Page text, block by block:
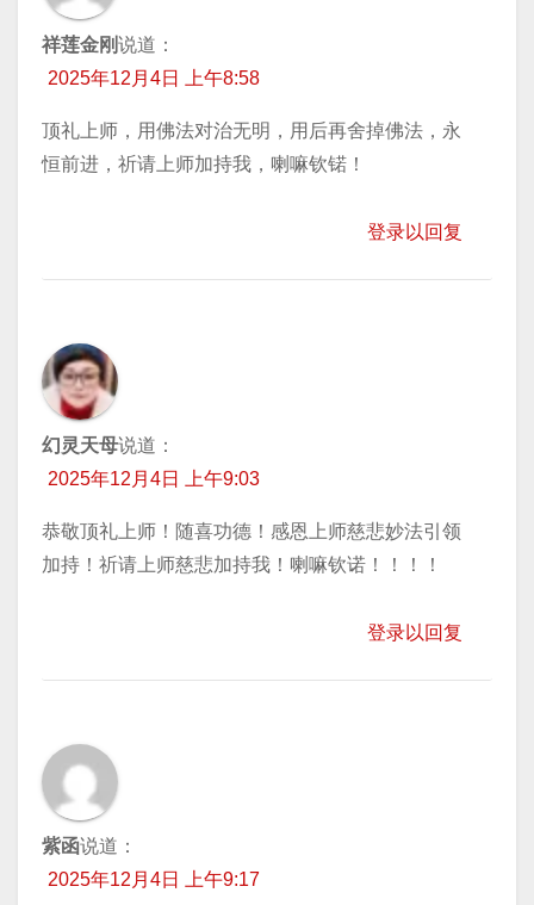
祥莲金刚说道：
2025年12月4日 上午8:58
顶礼上师，用佛法对治无明，用后再舍掉佛法，永
恒前进，祈请上师加持我，喇嘛钦锘！
登录以回复
幻灵天母说道：
2025年12月4日 上午9:03
恭敬顶礼上师！随喜功德！感恩上师慈悲妙法引领
加持！祈请上师慈悲加持我！喇嘛钦诺！！！！
登录以回复
紫函说道：
2025年12月4日 上午9:17